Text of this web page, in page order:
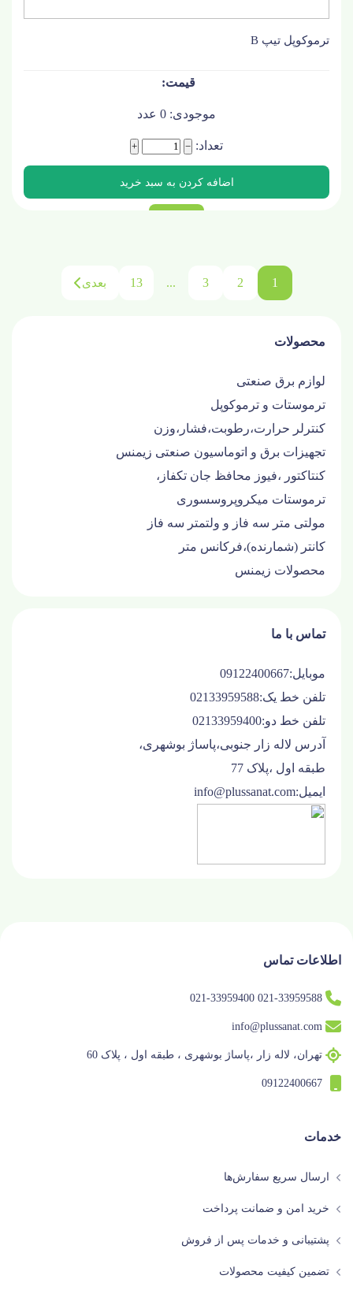
محصولات
لوازم برق صنعتی
ترموستات و ترموکوپل
کنترلر حرارت،رطوبت،فشار،وزن
تجهیزات برق و اتوماسیون صنعتی زیمنس
کنتاکتور ،فیوز محافظ جان تکفاز،
ترموستات میکروپروسسوری
مولتی متر سه فاز و ولتمتر سه فاز
کانتر (شمارنده)،فرکانس متر
محصولات زیمنس
تماس با ما
موبایل:09122400667
تلفن خط یک:02133959588
تلفن خط دو:02133959400
آدرس لاله زار جنوبی،پاساژ بوشهری،
طبقه اول ،پلاک 77
ایمیل:info@plussanat.com
ترموکوپل تیپ B
موجودی: 0 عدد
تعداد: −
+
1
2
3
...
13 بعدی
اطلاعات تماس
021-33959588 021-33959400
info@plussanat.com
تهران، لاله زار ،پاساژ بوشهری ، طبقه اول ، پلاک 60
09122400667
خدمات
ارسال سریع سفارش‌ها
خرید امن و ضمانت پرداخت
پشتیبانی و خدمات پس از فروش
تضمین کیفیت محصولات